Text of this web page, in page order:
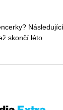
skončí léto